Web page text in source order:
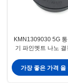
KMN1309030 5G
기 파인멧트 나노
가장 좋은 가격 을